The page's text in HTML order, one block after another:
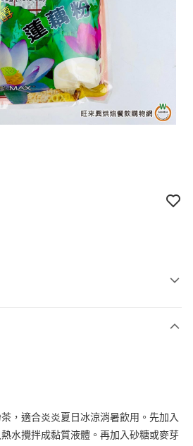
，適合炎炎夏日冰涼消暑飲用。先加入
水攪拌成黏質液體。再加入砂糖或麥芽